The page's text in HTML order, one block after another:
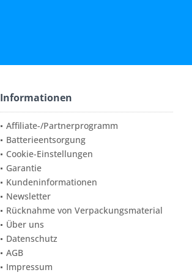
Informationen
Affiliate-/Partnerprogramm
Batterieentsorgung
Cookie-Einstellungen
Garantie
Kundeninformationen
Newsletter
Rücknahme von Verpackungsmaterial
Über uns
Datenschutz
AGB
Impressum